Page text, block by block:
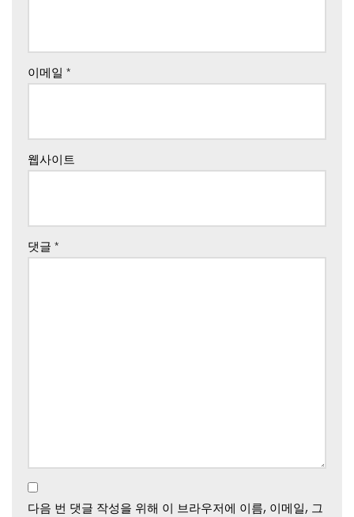
이메일 *
웹사이트
댓글 *
다음 번 댓글 작성을 위해 이 브라우저에 이름, 이메일, 그